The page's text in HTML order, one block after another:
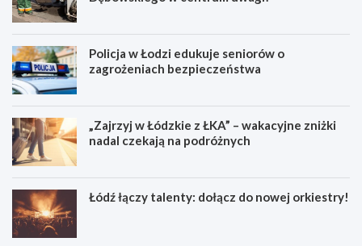
Policja w Łodzi edukuje seniorów o
zagrożeniach bezpieczeństwa
„Zajrzyj w Łódzkie z ŁKA” – wakacyjne zniżki
nadal czekają na podróżnych
Łódź łączy talenty: dołącz do nowej orkiestry!
N
P